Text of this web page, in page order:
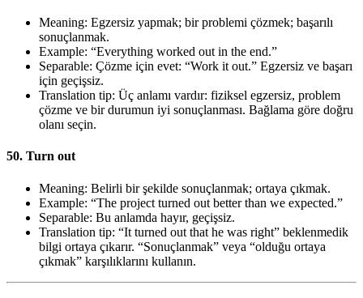
Meaning: Egzersiz yapmak; bir problemi çözmek; başarılı
sonuçlanmak.
Example: “Everything worked out in the end.”
Separable: Çözme için evet: “Work it out.” Egzersiz ve başarı
için geçişsiz.
Translation tip: Üç anlamı vardır: fiziksel egzersiz, problem
çözme ve bir durumun iyi sonuçlanması. Bağlama göre doğru
olanı seçin.
50. Turn out
Meaning: Belirli bir şekilde sonuçlanmak; ortaya çıkmak.
Example: “The project turned out better than we expected.”
Separable: Bu anlamda hayır, geçişsiz.
Translation tip: “It turned out that he was right” beklenmedik
bilgi ortaya çıkarır. “Sonuçlanmak” veya “olduğu ortaya
çıkmak” karşılıklarını kullanın.